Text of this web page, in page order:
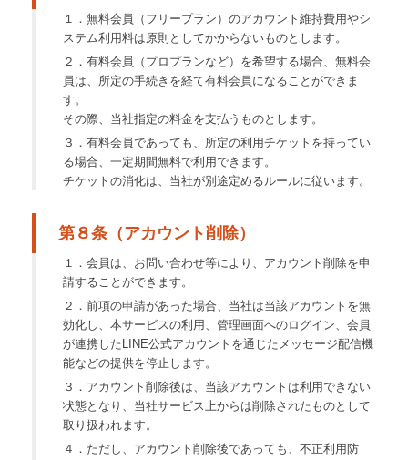
１．無料会員（フリープラン）のアカウント維持費用やシ
ステム利用料は原則としてかからないものとします。
２．有料会員（プロプランなど）を希望する場合、無料会
員は、所定の手続きを経て有料会員になることができま
す。
その際、当社指定の料金を支払うものとします。
３．有料会員であっても、所定の利用チケットを持ってい
る場合、一定期間無料で利用できます。
チケットの消化は、当社が別途定めるルールに従います。
第８条（アカウント削除）
１．会員は、お問い合わせ等により、アカウント削除を申
請することができます。
２．前項の申請があった場合、当社は当該アカウントを無
効化し、本サービスの利用、管理画面へのログイン、会員
が連携したLINE公式アカウントを通じたメッセージ配信機
能などの提供を停止します。
３．アカウント削除後は、当該アカウントは利用できない
状態となり、当社サービス上からは削除されたものとして
取り扱われます。
４．ただし、アカウント削除後であっても、不正利用防